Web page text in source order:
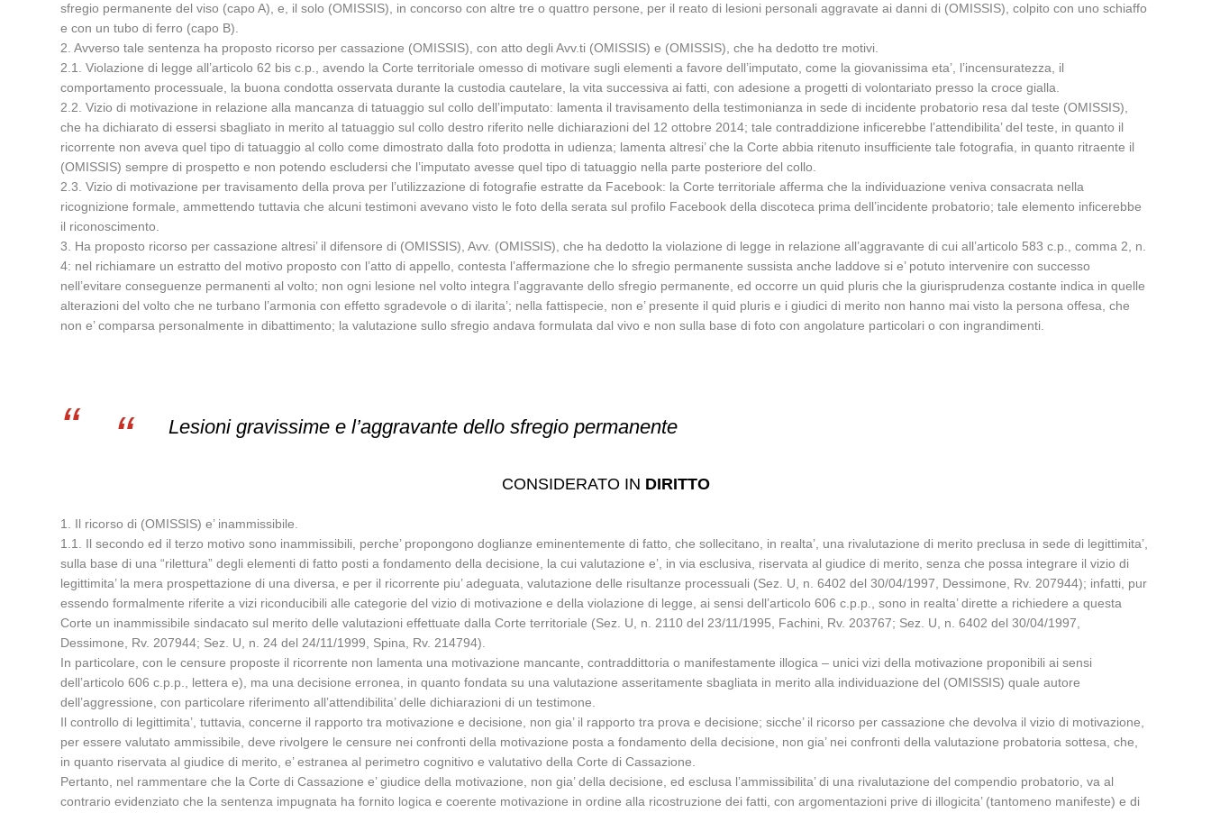
sfregio permanente del viso (capo A), e, il solo (OMISSIS), in concorso con altre tre o quattro persone, per il reato di lesioni personali aggravate ai danni di (OMISSIS), colpito con uno schiaffo
e con un tubo di ferro (capo B).
2. Avverso tale sentenza ha proposto ricorso per cassazione (OMISSIS), con atto degli Avv.ti (OMISSIS) e (OMISSIS), che ha dedotto tre motivi.
2.1. Violazione di legge all’articolo 62 bis c.p., avendo la Corte territoriale omesso di motivare sugli elementi a favore dell’imputato, come la giovanissima eta’, l’incensuratezza, il
comportamento processuale, la buona condotta osservata durante la custodia cautelare, la vita successiva ai fatti, con adesione a progetti di volontariato presso la croce gialla.
2.2. Vizio di motivazione in relazione alla mancanza di tatuaggio sul collo dell’imputato: lamenta il travisamento della testimonianza in sede di incidente probatorio resa dal teste (OMISSIS),
che ha dichiarato di essersi sbagliato in merito al tatuaggio sul collo destro riferito nelle dichiarazioni del 12 ottobre 2014; tale contraddizione inficerebbe l’attendibilita’ del teste, in quanto il
ricorrente non aveva quel tipo di tatuaggio al collo come dimostrato dalla foto prodotta in udienza; lamenta altresi’ che la Corte abbia ritenuto insufficiente tale fotografia, in quanto ritraente il
(OMISSIS) sempre di prospetto e non potendo escludersi che l’imputato avesse quel tipo di tatuaggio nella parte posteriore del collo.
2.3. Vizio di motivazione per travisamento della prova per l’utilizzazione di fotografie estratte da Facebook: la Corte territoriale afferma che la individuazione veniva consacrata nella
ricognizione formale, ammettendo tuttavia che alcuni testimoni avevano visto le foto della serata sul profilo Facebook della discoteca prima dell’incidente probatorio; tale elemento inficerebbe
il riconoscimento.
3. Ha proposto ricorso per cassazione altresi’ il difensore di (OMISSIS), Avv. (OMISSIS), che ha dedotto la violazione di legge in relazione all’aggravante di cui all’articolo 583 c.p., comma 2, n.
4: nel richiamare un estratto del motivo proposto con l’atto di appello, contesta l’affermazione che lo sfregio permanente sussista anche laddove si e’ potuto intervenire con successo
nell’evitare conseguenze permanenti al volto; non ogni lesione nel volto integra l’aggravante dello sfregio permanente, ed occorre un quid pluris che la giurisprudenza costante indica in quelle
alterazioni del volto che ne turbano l’armonia con effetto sgradevole o di ilarita’; nella fattispecie, non e’ presente il quid pluris e i giudici di merito non hanno mai visto la persona offesa, che
non e’ comparsa personalmente in dibattimento; la valutazione sullo sfregio andava formulata dal vivo e non sulla base di foto con angolature particolari o con ingrandimenti.
Lesioni gravissime e l’aggravante dello sfregio permanente
CONSIDERATO IN DIRITTO
1. Il ricorso di (OMISSIS) e’ inammissibile.
1.1. Il secondo ed il terzo motivo sono inammissibili, perche’ propongono doglianze eminentemente di fatto, che sollecitano, in realta’, una rivalutazione di merito preclusa in sede di legittimita’,
sulla base di una “rilettura” degli elementi di fatto posti a fondamento della decisione, la cui valutazione e’, in via esclusiva, riservata al giudice di merito, senza che possa integrare il vizio di
legittimita’ la mera prospettazione di una diversa, e per il ricorrente piu’ adeguata, valutazione delle risultanze processuali (Sez. U, n. 6402 del 30/04/1997, Dessimone, Rv. 207944); infatti, pur
essendo formalmente riferite a vizi riconducibili alle categorie del vizio di motivazione e della violazione di legge, ai sensi dell’articolo 606 c.p.p., sono in realta’ dirette a richiedere a questa
Corte un inammissibile sindacato sul merito delle valutazioni effettuate dalla Corte territoriale (Sez. U, n. 2110 del 23/11/1995, Fachini, Rv. 203767; Sez. U, n. 6402 del 30/04/1997,
Dessimone, Rv. 207944; Sez. U, n. 24 del 24/11/1999, Spina, Rv. 214794).
In particolare, con le censure proposte il ricorrente non lamenta una motivazione mancante, contraddittoria o manifestamente illogica – unici vizi della motivazione proponibili ai sensi
dell’articolo 606 c.p.p., lettera e), ma una decisione erronea, in quanto fondata su una valutazione asseritamente sbagliata in merito alla individuazione del (OMISSIS) quale autore
dell’aggressione, con particolare riferimento all’attendibilita’ delle dichiarazioni di un testimone.
Il controllo di legittimita’, tuttavia, concerne il rapporto tra motivazione e decisione, non gia’ il rapporto tra prova e decisione; sicche’ il ricorso per cassazione che devolva il vizio di motivazione,
per essere valutato ammissibile, deve rivolgere le censure nei confronti della motivazione posta a fondamento della decisione, non gia’ nei confronti della valutazione probatoria sottesa, che,
in quanto riservata al giudice di merito, e’ estranea al perimetro cognitivo e valutativo della Corte di Cassazione.
Pertanto, nel rammentare che la Corte di Cassazione e’ giudice della motivazione, non gia’ della decisione, ed esclusa l’ammissibilita’ di una rivalutazione del compendio probatorio, va al
contrario evidenziato che la sentenza impugnata ha fornito logica e coerente motivazione in ordine alla ricostruzione dei fatti, con argomentazioni prive di illogicita’ (tantomeno manifeste) e di